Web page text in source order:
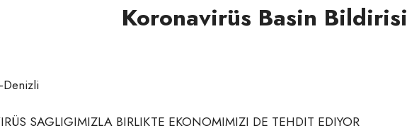
Koronavirüs Basin Bildirisi
SAGLIGIMIZLA BIRLIKTE EKONOMIMIZI DE TEHDIT EDIYOR